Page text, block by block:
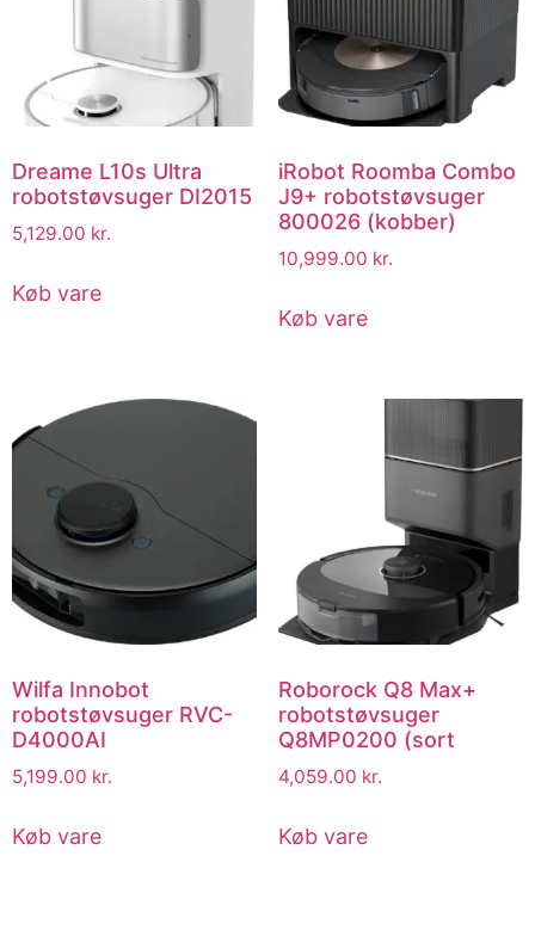
Dreame L10s Ultra
robotstøvsuger DI2015
5,129.00 kr.
Køb vare
iRobot Roomba Combo
J9+ robotstøvsuger
800026 (kobber)
10,999.00 kr.
Køb vare
Wilfa Innobot
robotstøvsuger RVC-
D4000AI
5,199.00 kr.
Køb vare
Roborock Q8 Max+
robotstøvsuger
Q8MP0200 (sort
4,059.00 kr.
Køb vare